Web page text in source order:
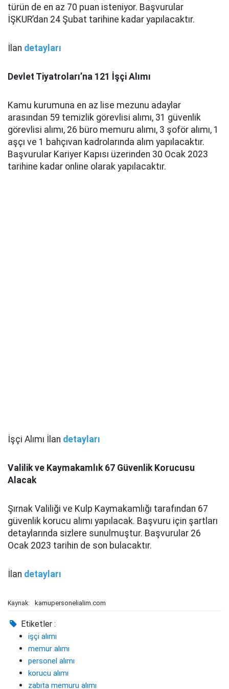
türün de en az 70 puan isteniyor. Başvurular
İŞKUR’dan 24 Şubat tarihine kadar yapılacaktır.
İlan detayları
Devlet Tiyatroları’na 121 İşçi Alımı
Kamu kurumuna en az lise mezunu adaylar
arasından 59 temizlik görevlisi alımı, 31 güvenlik
görevlisi alımı, 26 büro memuru alımı, 3 şoför alımı, 1
aşçı ve 1 bahçıvan kadrolarında alım yapılacaktır.
Başvurular Kariyer Kapısı üzerinden 30 Ocak 2023
tarihine kadar online olarak yapılacaktır.
İşçi Alımı İlan detayları
Valilik ve Kaymakamlık 67 Güvenlik Korucusu
Alacak
Şırnak Valiliği ve Kulp Kaymakamlığı tarafından 67
güvenlik korucu alımı yapılacak. Başvuru için şartları
detaylarında sizlere sunulmuştur. Başvurular 26
Ocak 2023 tarihin de son bulacaktır.
İlan detayları
Kaynak: kamupersonelialim.com
Etiketler :
işçi alımı
memur alımı
personel alımı
korucu alımı
zabıta memuru alımı